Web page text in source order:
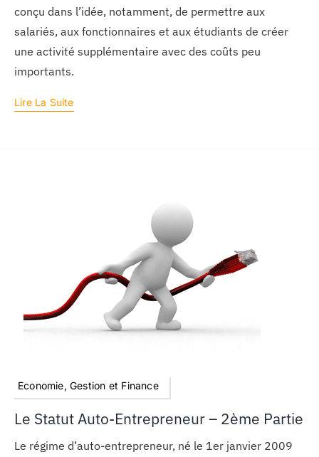
conçu dans l’idée, notamment, de permettre aux
salariés, aux fonctionnaires et aux étudiants de créer
une activité supplémentaire avec des coûts peu
importants.
Lire La Suite
Economie, Gestion et Finance
Le Statut Auto-Entrepreneur – 2ème Partie
Le régime d’auto-entrepreneur, né le 1er janvier 2009